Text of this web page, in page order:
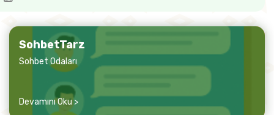
SohbetTarz
Sohbet Odaları
Devamını Oku >